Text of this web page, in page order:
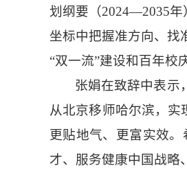
划纲要（2024—2035年
坐标中把握准方向、找
“双一流”建设和百年校
张娟在致辞中表示
从北京移师哈尔滨，实
更贴地气、更富实效
才、服务健康中国战略